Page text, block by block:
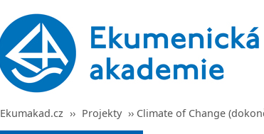
Ekumakad.cz ›› Projekty ›› Climate of Change